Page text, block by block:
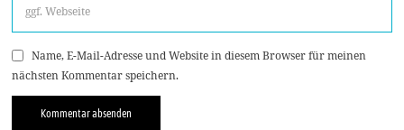
Name, E-Mail-Adresse und Website in diesem Browser für meinen
nächsten Kommentar speichern.